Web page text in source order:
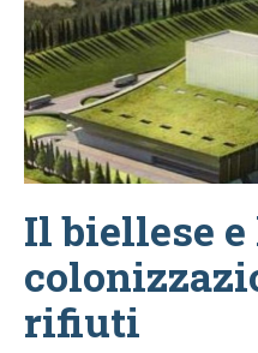
Il biellese e
rifiuti